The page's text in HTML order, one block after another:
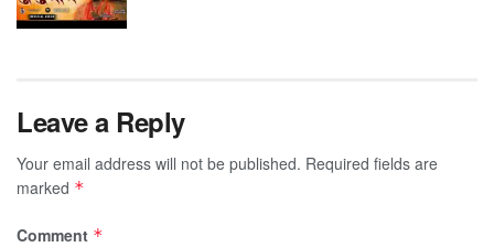
Leave a Reply
Your email address will not be published. Required fields are
marked *
Comment *